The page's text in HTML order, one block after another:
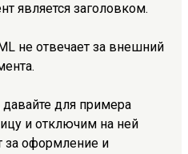
является заголовком.
не отвечает за внешний
для примера
и отключим на ней
за оформление и